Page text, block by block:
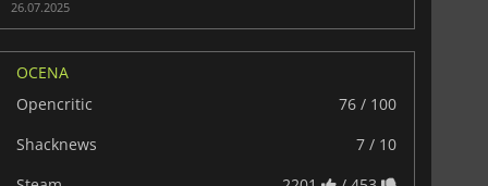
26.07.2025
OCENA
Opencritic
76 / 100
Shacknews
7 / 10